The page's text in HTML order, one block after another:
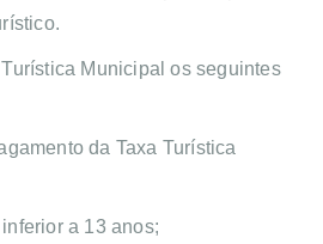
Municipal os seguintes
da Taxa Turística
a 13 anos;